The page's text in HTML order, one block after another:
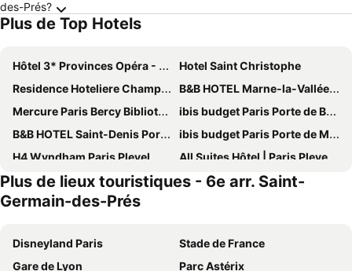
des-Prés?
Plus de Top Hotels
Hôtel 3* Provinces Opéra - Vacances Bleues
Hotel Saint Christophe
Residence Hoteliere Champ de Mars
B&B HOTEL Marne-la-Vallée Chelles
Mercure Paris Bercy Bibliothèque
ibis budget Paris Porte de Bercy
B&B HOTEL Saint-Denis Porte de Paris
ibis budget Paris Porte de Montmartre
H4 Wyndham Paris Pleyel
All Suites Hôtel | Paris Pleyel – L’île Saint Denis
Novotel Paris Est
Grand Hotel de Paris
ibis Paris Tour Eiffel Cambronne 15ème
Mercure Paris 19 Philharmonie La Villette
Hôtel Le Littré
Plus de lieux touristiques - 6e arr. Saint-
Germain-des-Prés
Disneyland Paris
Stade de France
Gare de Lyon
Parc Astérix